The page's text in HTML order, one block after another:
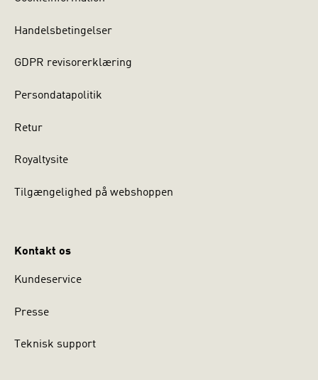
Handelsbetingelser
GDPR revisorerklæring
Persondatapolitik
Retur
Royaltysite
Tilgængelighed på webshoppen
Kontakt os
Kundeservice
Presse
Teknisk support